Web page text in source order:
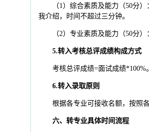
（1）综合素质及能力（50分
我介绍，时间不超过三分钟。
（2）专业素质及能力（50分
5.转入考核总评成绩构成方式
考核总评成绩=面试成绩*100%
6.转入录取原则
根据各专业可接收名额，按照
六、转专业具体时间流程